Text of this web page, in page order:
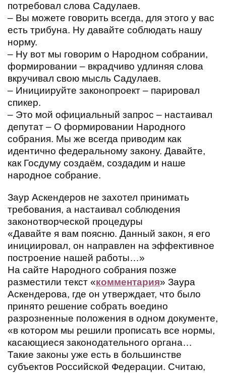
потребовал слова Садулаев.
– Вы можете говорить всегда, для этого у вас
есть трибуна. Ну давайте соблюдать нашу
норму.
– Ну вот мы говорим о Народном собрании,
формировании – вкрадчиво удлиняя слова
вкручивал свою мысль Садулаев.
– Инициируйте законопроект – парировал
спикер.
– Это мой официальный запрос – настаивал
депутат – О формировании Народного
собрания. Мы же всегда приводим как
идентично федеральному закону. Давайте,
как Госдуму создаём, создадим и наше
народное собрание.
Заур Аскендеров не захотел принимать
требования, а настаивал соблюдения
законотворческой процедуры
«Давайте я вам поясню. Данный закон, я его
инициировал, он направлен на эффективное
построение нашей работы…»
На сайте Народного собрания позже
разместили текст «комментария» Заура
Аскендерова, где он утверждает, что было
принято решение собрать воедино
разрозненные положения в одном документе,
«в котором мы решили прописать все нормы,
касающиеся законодательного органа…
Такие законы уже есть в большинстве
субъектов Российской Федерации. Считаю,